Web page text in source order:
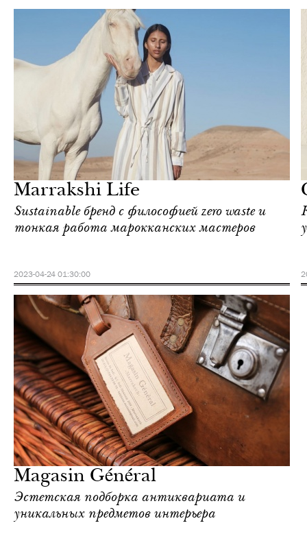
Marrakshi Life
Sustainable бренд с философией zero waste и
тонкая работа марокканских мастеров
2023-04-24 01:30:00
Magasin Général
Эстетская подборка антиквариата и
уникальных предметов интерьера